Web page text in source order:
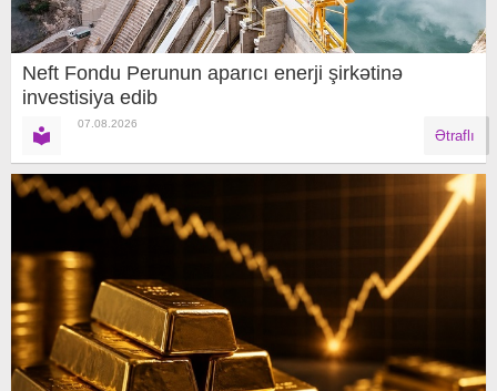
Neft Fondu Perunun aparıcı enerji şirkətinə
investisiya edib
07.08.2026
Ətraflı